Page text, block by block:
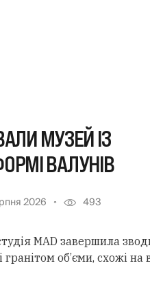
МУЗЕЙ ІЗ
ВАЛУНІВ
2026 493
MAD завершила
об’єми, схожі